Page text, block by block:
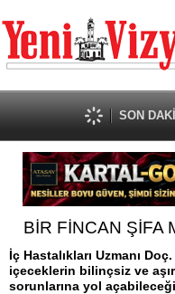
SON
BİR FİNCAN ŞİFA
İç Hastalıkları Uzmanı
içeceklerin bilinçsiz ve
sorunlarına yol